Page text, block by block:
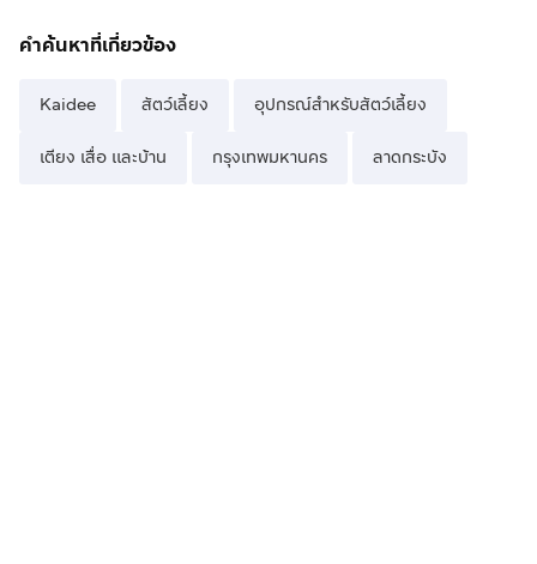
คำค้นหาที่เกี่ยวข้อง
Kaidee สัตว์เลี้ยง อุปกรณ์สำหรับสัตว์เลี้ยง
เตียง เสื่อ และบ้าน กรุงเทพมหานคร ลาดกระบัง